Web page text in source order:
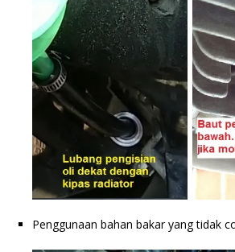
Penggunaan bahan bakar yang tidak